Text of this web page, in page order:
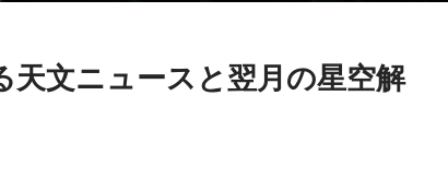
文ニュースと翌月の星空解